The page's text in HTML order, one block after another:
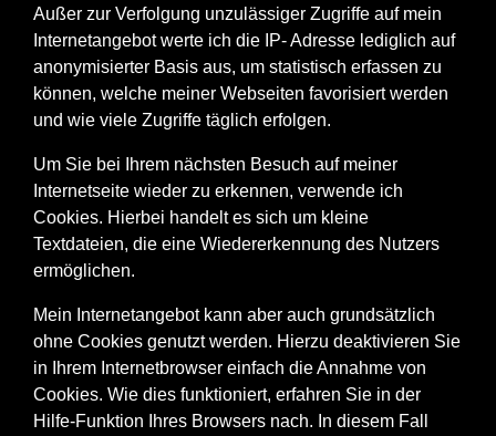
Außer zur Verfolgung unzulässiger Zugriffe auf mein
Internetangebot werte ich die IP- Adresse lediglich auf
anonymisierter Basis aus, um statistisch erfassen zu
können, welche meiner Webseiten favorisiert werden
und wie viele Zugriffe täglich erfolgen.
Um Sie bei Ihrem nächsten Besuch auf meiner
Internetseite wieder zu erkennen, verwende ich
Cookies. Hierbei handelt es sich um kleine
Textdateien, die eine Wiedererkennung des Nutzers
ermöglichen.
Mein Internetangebot kann aber auch grundsätzlich
ohne Cookies genutzt werden. Hierzu deaktivieren Sie
in Ihrem Internetbrowser einfach die Annahme von
Cookies. Wie dies funktioniert, erfahren Sie in der
Hilfe-Funktion Ihres Browsers nach. In diesem Fall